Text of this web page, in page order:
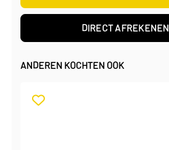
DIRECT AFREKENEN
ANDEREN KOCHTEN OOK